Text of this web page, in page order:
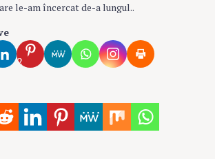
le-am încercat de-a lungul..
2